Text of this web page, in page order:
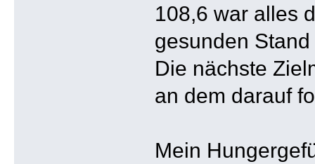
108,6 war alles
gesunden
Die nächste
an dem darauf
Mein